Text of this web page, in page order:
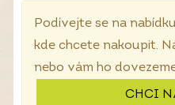
Podívejte se na
kde chcete nakoupit.
nebo vám ho
CHCI